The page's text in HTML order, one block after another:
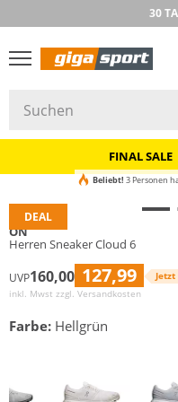
30
FINAL SALE
DEAL
Beliebt! 3 Personen
ON
Herren Sneaker Cloud 6
UVP160,00 127,99 Jetzt
inkl. Mwst zzgl. Versandkosten
Farbe: Hellgrün